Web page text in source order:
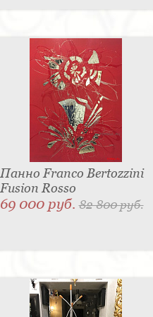
Панно Franco Bertozzini
Fusion Rosso
69 000 руб.82 800 руб.